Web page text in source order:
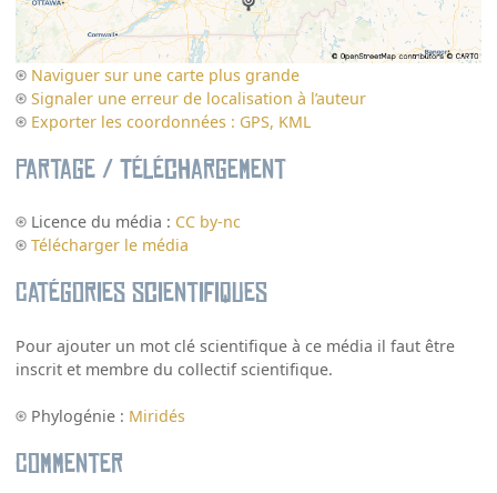
Naviguer sur une carte plus grande
Signaler une erreur de localisation à l’auteur
Exporter les coordonnées : GPS, KML
Partage / Téléchargement
Licence du média : CC by-nc
Télécharger le média
Catégories scientifiques
Pour ajouter un mot clé scientifique à ce média il faut être
inscrit et membre du collectif scientifique.
Phylogénie : Miridés
Commenter